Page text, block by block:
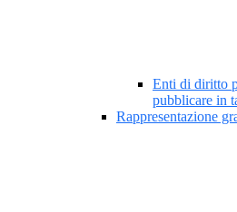
Enti di diritto
pubblicare in
Rappresentazione